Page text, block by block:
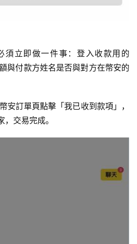
須立即做一件事：登入收款用的
與付款方姓名是否與對方在幣安的
安訂單頁點擊「我已收到款項」，
交易完成。